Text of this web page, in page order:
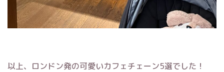
以上、ロンドン発の可愛いカフェチェーン5選でした！